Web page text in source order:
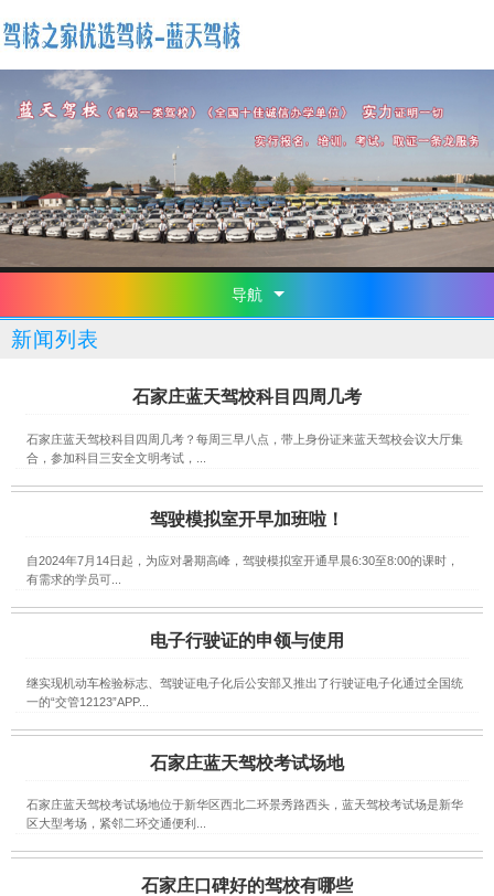
导航
新闻列表
石家庄蓝天驾校科目四周几考
石家庄蓝天驾校科目四周几考？每周三早八点，带上身份证来蓝天驾校会议大厅集
合，参加科目三安全文明考试，...
驾驶模拟室开早加班啦！
自2024年7月14日起，为应对暑期高峰，驾驶模拟室开通早晨6:30至8:00的课时，
有需求的学员可...
电子行驶证的申领与使用
继实现机动车检验标志、驾驶证电子化后公安部又推出了行驶证电子化通过全国统
一的“交管12123”APP...
石家庄蓝天驾校考试场地
石家庄蓝天驾校考试场地位于新华区西北二环景秀路西头，蓝天驾校考试场是新华
区大型考场，紧邻二环交通便利...
石家庄口碑好的驾校有哪些